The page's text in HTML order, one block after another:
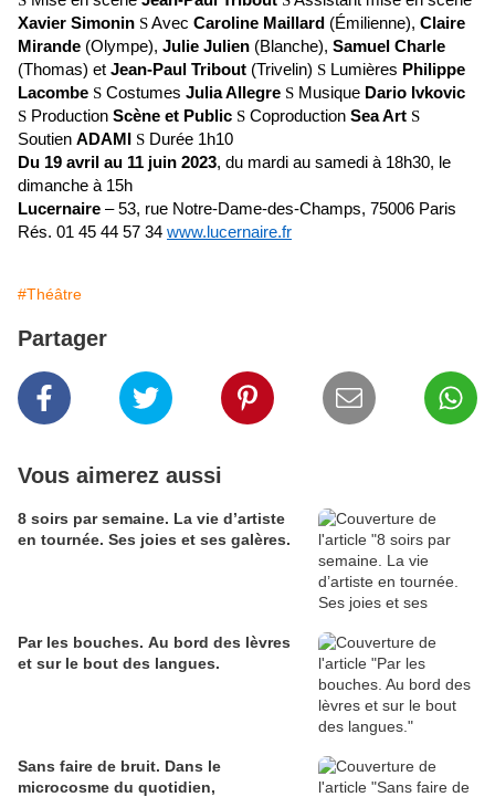
Xavier Simonin SAvec Caroline Maillard (Émilienne), Claire
Mirande (Olympe), Julie Julien (Blanche), Samuel Charle
(Thomas) et Jean-Paul Tribout (Trivelin) S Lumières Philippe
Lacombe S Costumes Julia Allegre S Musique Dario Ivkovic
S Production Scène et Public S Coproduction Sea Art S
Soutien ADAMI S Durée 1h10
Du 19 avril au 11 juin 2023, du mardi au samedi à 18h30, le
dimanche à 15h
Lucernaire – 53, rue Notre-Dame-des-Champs, 75006 Paris
Rés. 01 45 44 57 34 www.lucernaire.fr
#Théâtre
Partager
Vous aimerez aussi
8 soirs par semaine. La vie d’artiste
en tournée. Ses joies et ses galères.
Par les bouches. Au bord des lèvres
et sur le bout des langues.
Sans faire de bruit. Dans le
microcosme du quotidien,